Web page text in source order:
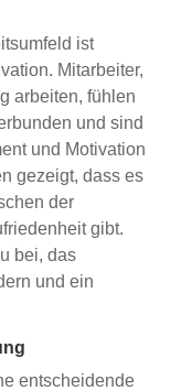
ist
Mitarbeiter,
arbeiten, fühlen
und sind
und Motivation
gezeigt, dass es
der
gibt.
bei, das
und ein
entscheidende